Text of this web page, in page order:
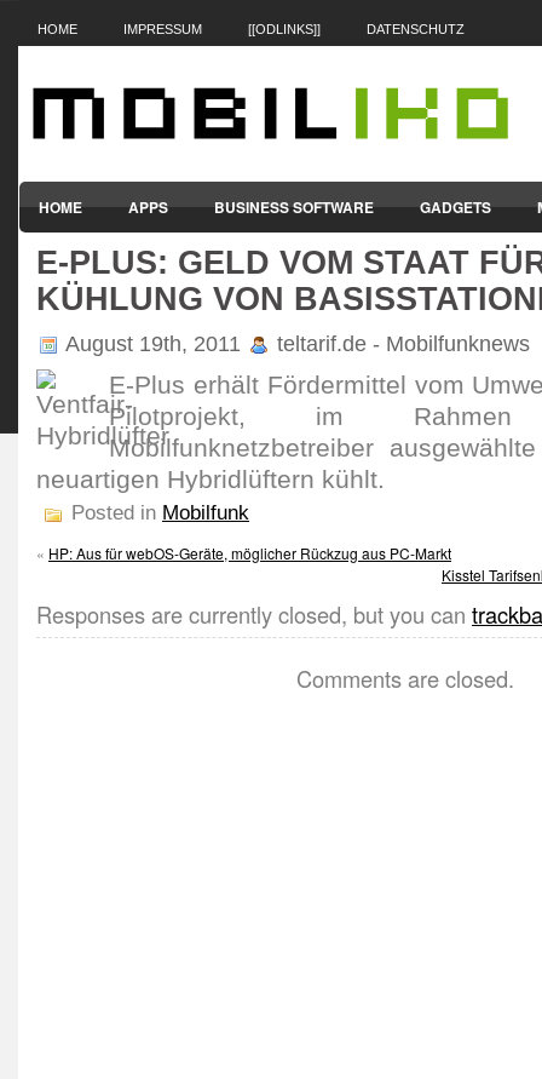
HOME IMPRESSUM [[ODLINKS]] DATENSCHUTZ
HOME APPS BUSINESS SOFTWARE GADGETS
SMARTPHONES & HANDYS TABLET-PCS VERTRÄGE &
E-PLUS: GELD VOM STAAT
KÜHLUNG VON
August 19th, 2011 teltarif.de - Mobilfunknews
E-Plus erhält Fördermittel vom
Pilotprojekt, im
Mobilfunknetzbetreiber
neuartigen Hybridlüftern kühlt.
Posted in Mobilfunk
« HP: Aus für webOS-Geräte, möglicher Rückzug aus PC-Markt
Kisstel
Responses are currently closed, but you can
Comments are closed.